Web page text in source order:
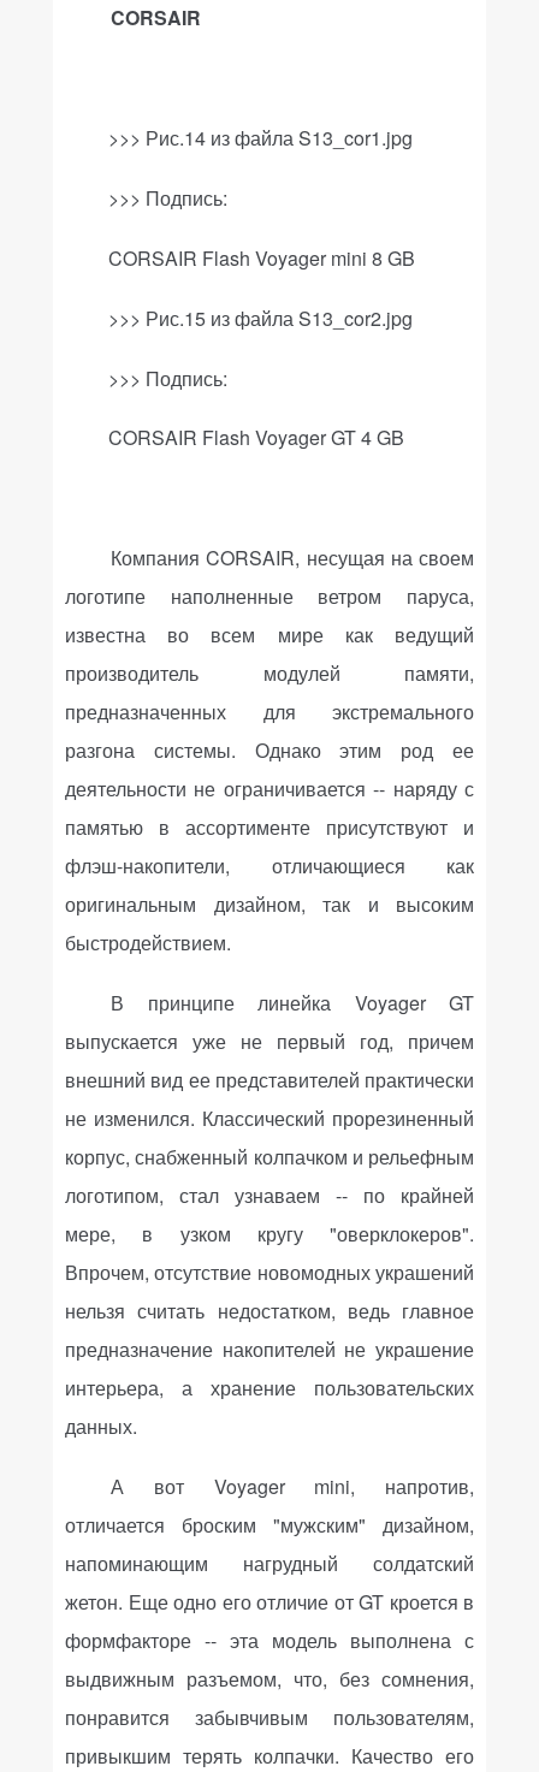
CORSAIR
>>> Рис.14 из файлаS13_ cor1.jpg
>>> Подпись:
CORSAIR Flash Voyager mini 8 GB
>>> Рис.15 из файла S13_cor2.jpg
>>> Подпись:
CORSAIR Flash Voyager GT 4 GB
КомпанияCORSAIR, несущая на своем
логотипе наполненные ветром паруса,
известна во всем мире как ведущий
производитель модулей памяти,
предназначенных для экстремального
разгона системы. Однако этим род ее
деятельности не ограничивается -- наряду с
памятью в ассортименте присутствуют и
флэш-накопители, отличающиеся как
оригинальным дизайном, так и высоким
быстродействием.
В принципе линейка Voyager
GT
выпускается уже не первый год, причем
внешний вид ее представителей практически
не изменился. Классический прорезиненный
корпус, снабженный колпачком и рельефным
логотипом, стал узнаваем -- по крайней
мере, в узком кругу "оверклокеров".
Впрочем, отсутствие новомодных украшений
нельзя считать недостатком, ведь главное
предназначение накопителей не украшение
интерьера, а хранение пользовательских
данных.
А вот Voyager mini, напротив,
отличается броским "мужским" дизайном,
напоминающим нагрудный солдатский
жетон. Еще одно его отличие отGT кроется в
формфакторе -- эта модель выполнена с
выдвижным разъемом, что, без сомнения,
понравится забывчивым пользователям,
привыкшим терять колпачки. Качество его